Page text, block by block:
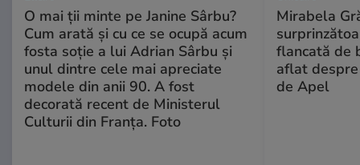
O mai ții minte pe Janine Sârbu?
Cum arată și cu ce se ocupă acum
fosta soție a lui Adrian Sârbu și
unul dintre cele mai apreciate
modele din anii 90. A fost
decorată recent de Ministerul
Culturii din Franța. Foto
Mirabela
flancată de
aflat
de Apel